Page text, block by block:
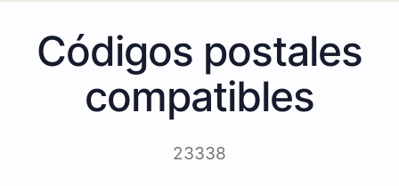
Códigos postales
compatibles
23338